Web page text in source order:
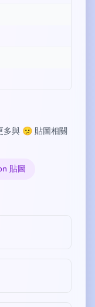
多與 🫤 貼圖相關
貼圖